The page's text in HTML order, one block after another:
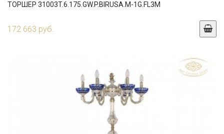
ТОРШЕР 31003T.6.175.GW.P.BIRUSA.M-1G.FL3M
172 663 руб.